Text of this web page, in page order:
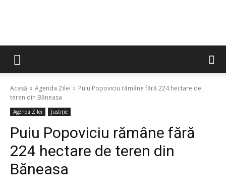
Acasă Agenda Zilei
Puiu Popoviciu rămâne fără 224 hectare de
teren din Băneasa
Agenda Zilei Justiție
Puiu Popoviciu rămâne fără
224 hectare de teren din
Băneasa